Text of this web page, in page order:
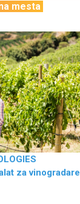
mesta
za vinogradare